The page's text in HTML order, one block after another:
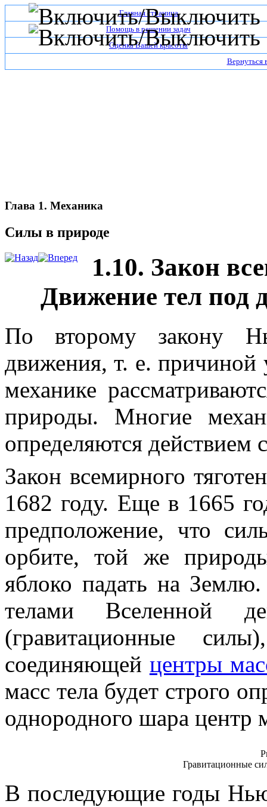
Главная страница
Помощь в решении задач
Оценка Вашей красоты
Вернуться
Глава 1. Механика
Силы в природе
1.10. Закон
Движение тел под
По второму закону
движения, т. е. причиной
механике
природы. Многие
определяются действием
Закон всемирного
1682 году. Еще в 1665
предположение, что
орбите, той же
яблоко падать на
телами Вселенной
(гравитационные
соединяющей центры
масс тела будет строго
однородного шара центр
Гравитационные
В последующие годы